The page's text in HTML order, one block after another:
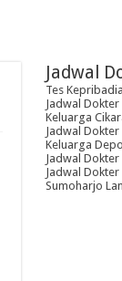
Jadwal
Tes
Jadwal Dokter
Keluarga
Jadwal Dokter
Keluarga
Jadwal Dokter
Jadwal Dokter
Sumoharjo